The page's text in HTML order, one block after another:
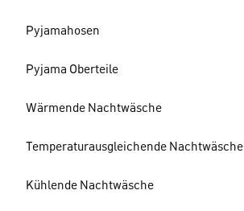
Pyjamahosen
Pyjama Oberteile
Wärmende Nachtwäsche
Temperaturausgleichende Nachtwäsche
Kühlende Nachtwäsche